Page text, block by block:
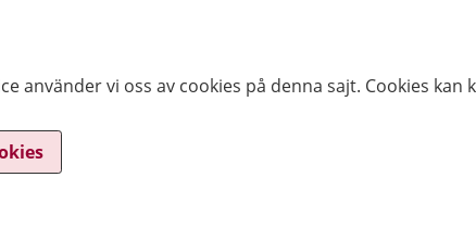
för just dina behov. Handla enkelt på hudoteket.se eller
2025
använder vi oss av cookies på denna sajt. Cookies kan